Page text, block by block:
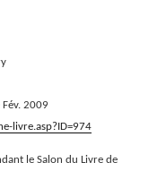
Fév. 2009
livre.asp?ID=974
le Salon du Livre de